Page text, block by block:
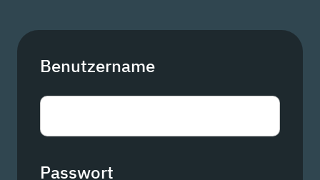
Benutzername
Passwort